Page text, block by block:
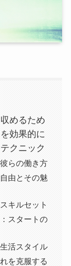
めるため
効果的に
クニック
らの働き方
由とその魅
キルセット
スタートの
活スタイル
を克服する